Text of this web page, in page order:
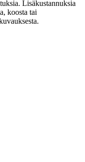
Lisäkustannuksia
koosta tai